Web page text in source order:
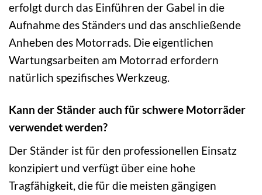
erfolgt durch das Einführen der Gabel in die
Aufnahme des Ständers und das anschließende
Anheben des Motorrads. Die eigentlichen
Wartungsarbeiten am Motorrad erfordern
natürlich spezifisches Werkzeug.
Kann der Ständer auch für schwere Motorräder
verwendet werden?
Der Ständer ist für den professionellen Einsatz
konzipiert und verfügt über eine hohe
Tragfähigkeit, die für die meisten gängigen